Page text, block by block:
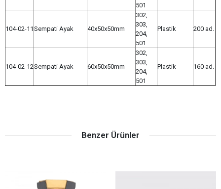
501
104-02-11 Sempati Ayak 40x50x50mm
302,
303,
204,
501
Plastik 200 ad.
104-02-12Sempati Ayak 60x50x50mm
302,
303,
204,
501
Plastik 160 ad.
Benzer Ürünler